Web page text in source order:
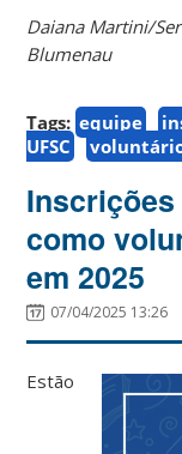
Daiana Martini/
Blumenau
Tags: equipe
UFSC
como
em 2025
07/04/2025 13:26
Estão